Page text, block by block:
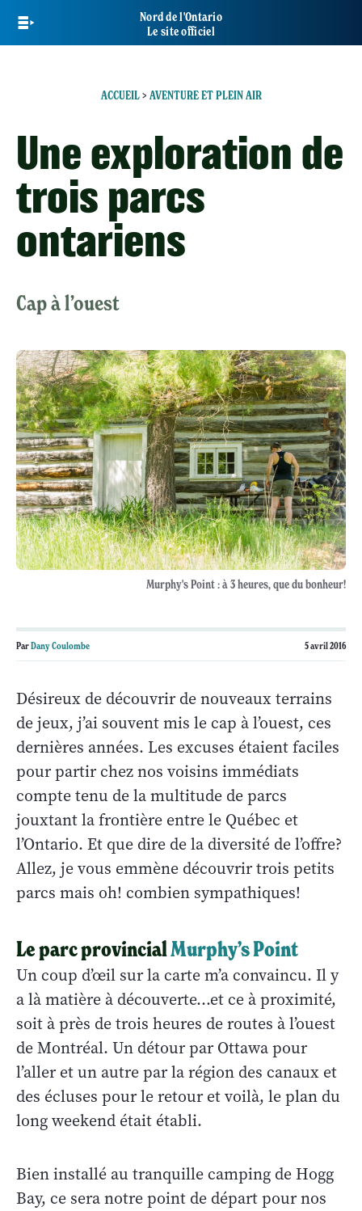
main
Nord de l'Ontario
Le site officiel
ACCUEIL> AVENTURE ET PLEIN AIR
Une exploration de
trois parcs
ontariens
Cap à l’ouest
Murphy's Point : à 3 heures, que du bonheur!
ParDany Coulombe 5 avril 2016
Désireux de découvrir de nouveaux terrains
de jeux, j’ai souvent mis le cap à l’ouest, ces
dernières années. Les excuses étaient faciles
pour partir chez nos voisins immédiats
compte tenu de la multitude de parcs
jouxtant la frontière entre le Québec et
l’Ontario. Et que dire de la diversité de l’offre?
Allez, je vous emmène découvrir trois petits
parcs mais oh! combien sympathiques!
Le parc provincialMurphy’s Point
Un coup d’œil sur la carte m’a convaincu. Il y
a là matière à découverte…et ce à proximité,
soit à près de trois heures de routes à l’ouest
de Montréal. Un détour par Ottawa pour
l’aller et un autre par la région des canaux et
des écluses pour le retour et voilà, le plan du
long weekend était établi.
Bien installé au tranquille camping de Hogg
Bay, ce sera notre point de départ pour nos